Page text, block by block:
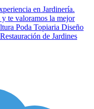
en Jardinería.
te valoramos la mejor
Poda Topiaria Diseño
de Jardines